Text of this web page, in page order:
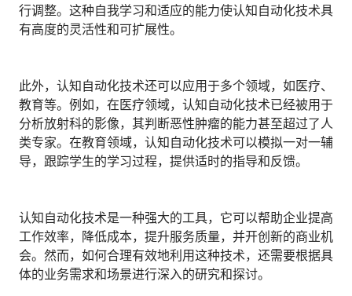
行调整。这种自我学习和适应的能力使认知自动化技术具
有高度的灵活性和可扩展性。
此外，认知自动化技术还可以应用于多个领域，如医疗、
教育等。例如，在医疗领域，认知自动化技术已经被用于
分析放射科的影像，其判断恶性肿瘤的能力甚至超过了人
类专家。在教育领域，认知自动化技术可以模拟一对一辅
导，跟踪学生的学习过程，提供适时的指导和反馈。
认知自动化技术是一种强大的工具，它可以帮助企业提高
工作效率，降低成本，提升服务质量，并开创新的商业机
会。然而，如何合理有效地利用这种技术，还需要根据具
体的业务需求和场景进行深入的研究和探讨。